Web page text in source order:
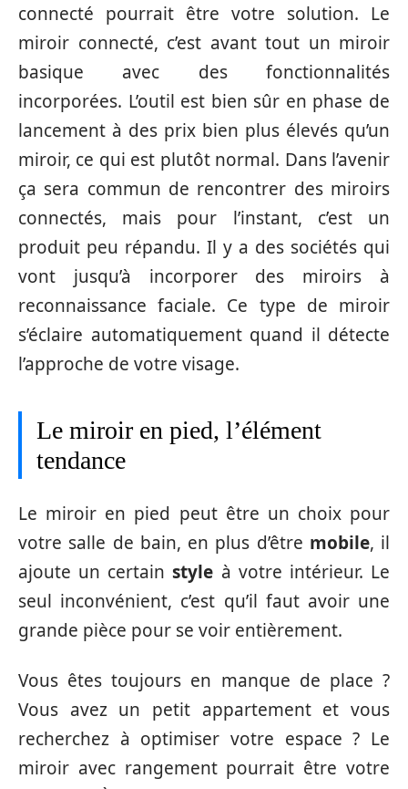
connecté pourrait être votre solution. Le
miroir connecté, c’est avant tout un miroir
basique avec des fonctionnalités
incorporées. L’outil est bien sûr en phase de
lancement à des prix bien plus élevés qu’un
miroir, ce qui est plutôt normal. Dans l’avenir
ça sera commun de rencontrer des miroirs
connectés, mais pour l’instant, c’est un
produit peu répandu. Il y a des sociétés qui
vont jusqu’à incorporer des miroirs à
reconnaissance faciale. Ce type de miroir
s’éclaire automatiquement quand il détecte
l’approche de votre visage.
Le miroir en pied, l’élément
tendance
Le miroir en pied peut être un choix pour
votre salle de bain, en plus d’être mobile, il
ajoute un certainstyle à votre intérieur. Le
seul inconvénient, c’est qu’il faut avoir une
grande pièce pour se voir entièrement.
Vous êtes toujours en manque de place ?
Vous avez un petit appartement et vous
recherchez à optimiser votre espace ? Le
miroir avec rangement pourrait être votre